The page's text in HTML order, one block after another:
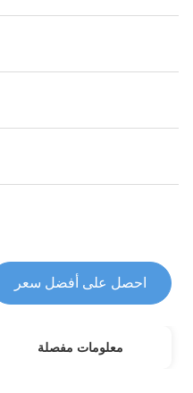
احصل على أفضل سعر
معلومات مفصلة